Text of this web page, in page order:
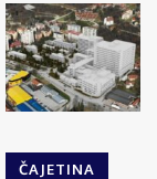
ČAJETINA